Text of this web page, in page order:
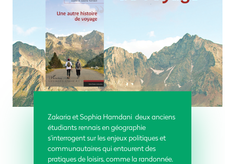
Zakaria et Sophia Hamdani deux anciens
étudiants rennais en géographie
s'interrogent sur les enjeux politiques et
communautaires qui entourent des
pratiques de loisirs, comme la randonnée.